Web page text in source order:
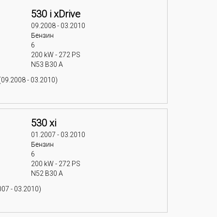
530 i xDrive
09.2008 - 03.2010
Бензин
6
200 kW - 272 PS
N53 B30 A
- 03.2010)
530 xi
01.2007 - 03.2010
Бензин
6
200 kW - 272 PS
N52 B30 A
- 03.2010)